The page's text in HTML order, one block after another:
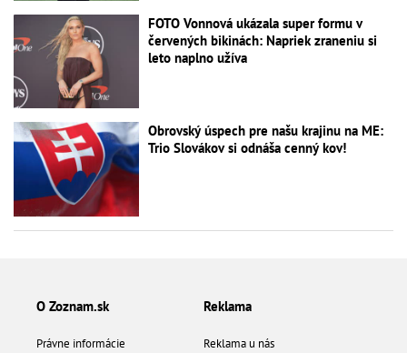
FOTO Vonnová ukázala super formu v
červených bikinách: Napriek zraneniu si
leto naplno užíva
Obrovský úspech pre našu krajinu na ME:
Trio Slovákov si odnáša cenný kov!
O Zoznam.sk
Právne informácie
Reklama
Reklama u nás